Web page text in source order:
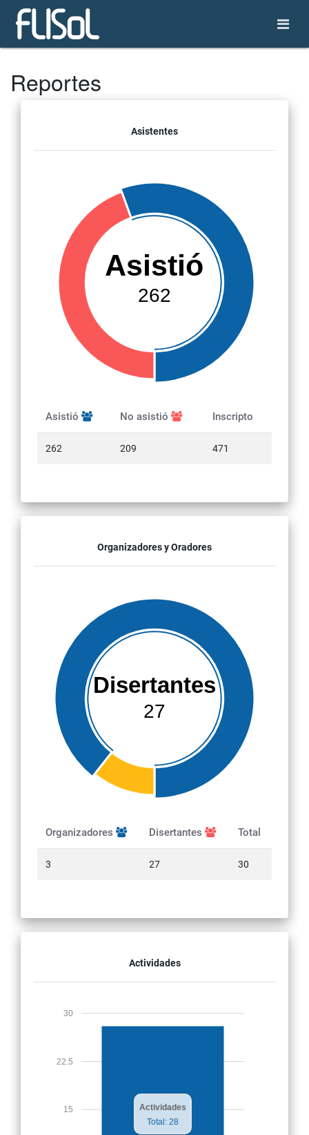
Reportes
Asistentes
Asistió
262
Asistió No asistió Inscripto
262 209 471
Organizadores y Oradores
Disertantes
27
Organizadores Disertantes Total
3 27 30
Actividades
15
22.5
30
Actividades
Total: 28